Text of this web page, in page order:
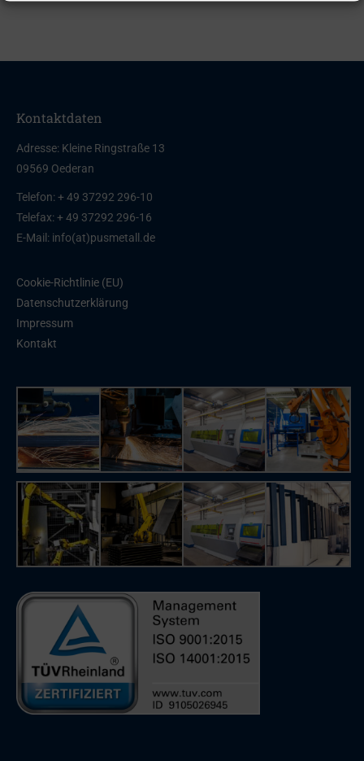
Kontaktdaten
Adresse: Kleine Ringstraße 13
09569 Oederan
Telefon: + 49 37292 296-10
Telefax: + 49 37292 296-16
E-Mail: info(at)pusmetall.de
Cookie-Richtlinie (EU)
Datenschutzerklärung
Impressum
Kontakt